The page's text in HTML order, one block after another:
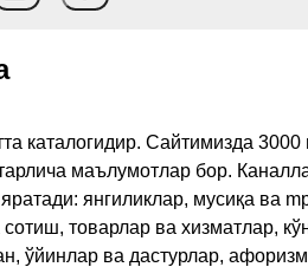
каталогидир. Сайтимизда
маълумотлар бор.
янгиликлар, мусиқа ва
товарлар ва хизматлар,
ўйинлар ва дастурлар,